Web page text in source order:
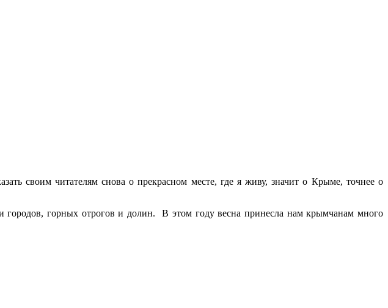
своим читателям снова о прекрасном месте, где я живу, значит о Крыме, точнее о
городов, горных отрогов и долин. В этом году весна принесла нам крымчанам много